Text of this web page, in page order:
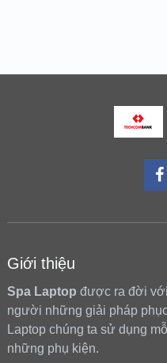
Giới thiệu
Spa Laptop được ra đời
người những giải pháp
Laptop chúng ta sử dụng
những phụ kiện.